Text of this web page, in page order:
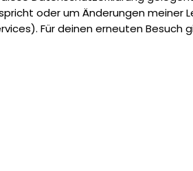
oder um Änderungen meiner
Für deinen erneuten